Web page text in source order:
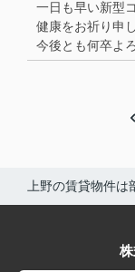
一日も早い新型
健康をお祈り申
今後とも何卒よ
上野の賃貸物件は